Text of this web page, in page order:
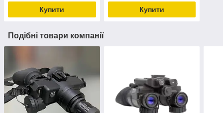
Купити Купити
Подібні товари компанії